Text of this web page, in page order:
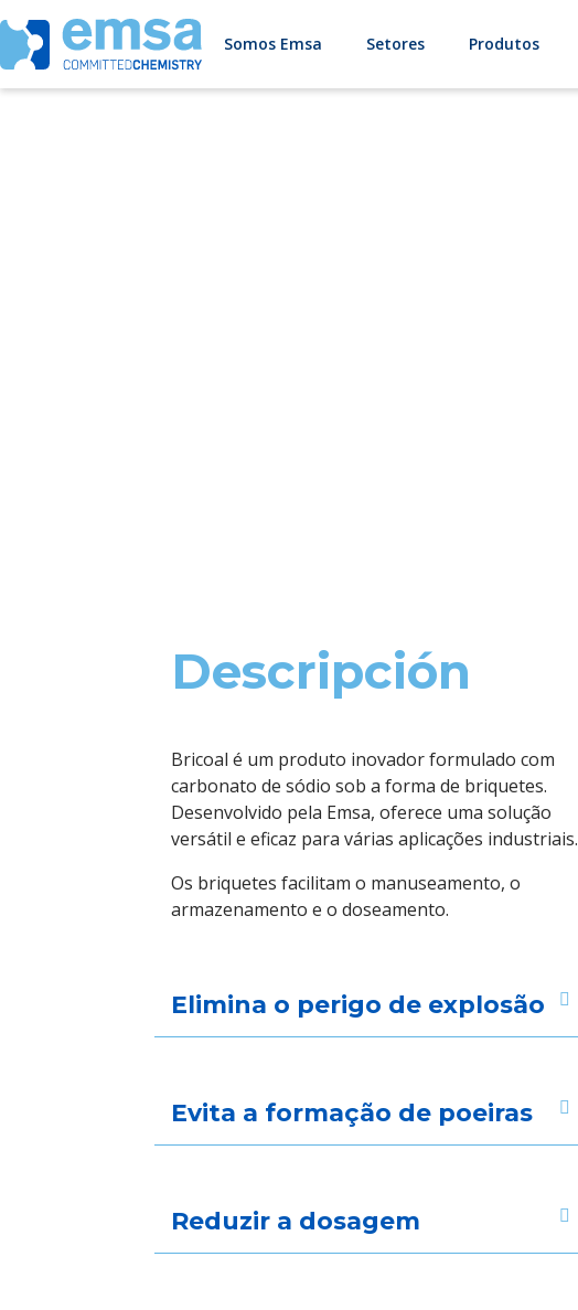
Somos Emsa Setores Produtos
Descripción
Bricoal é um produto inovador formulado com
carbonato de sódio sob a forma de briquetes.
Desenvolvido pela Emsa, oferece uma solução
versátil e eficaz para várias aplicações industriais.
Os briquetes facilitam o manuseamento, o
armazenamento e o doseamento.
Elimina o perigo de explosão
Evita a formação de poeiras
Reduzir a dosagem